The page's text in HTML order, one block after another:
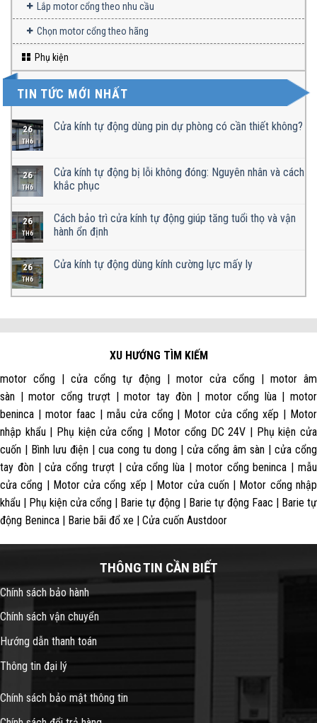
Lắp motor cổng theo nhu cầu
Chọn motor cổng theo hãng
Phụ kiện
TIN TỨC MỚI NHẤT
26
TH6
Cửa kính tự động dùng pin dự phòng có cần thiết không?
26
TH6
Cửa kính tự động bị lỗi không đóng: Nguyên nhân và cách
khắc phục
26
TH6
Cách bảo trì cửa kính tự động giúp tăng tuổi thọ và vận
hành ổn định
26
TH6
Cửa kính tự động dùng kính cường lực mấy ly
XU HƯỚNG TÌM KIẾM
motor cổng | cửa cổng tự động | motor cửa cổng | motor âm
sàn | motor cổng trượt | motor tay đòn | motor cổng lùa | motor
beninca | motor faac | mẫu cửa cổng | Motor cửa cổng xếp | Motor
nhập khẩu | Phụ kiện cửa cổng | Motor cổng DC 24V | Phụ kiện cửa
cuốn | Bình lưu điện | cua cong tu dong | cửa cổng âm sàn | cửa cổng
tay đòn | cửa cổng trượt | cửa cổng lùa | motor cổng beninca | mẫu
cửa cổng | Motor cửa cổng xếp | Motor cửa cuốn | Motor cổng nhập
khẩu | Phụ kiện cửa cổng | Barie tự động | Barie tự động Faac | Barie tự
động Beninca | Barie bãi đổ xe | Cửa cuốn Austdoor
THÔNG TIN CẦN BIẾT
Chính sách bảo hành
Chính sách vận chuyển
Hướng dẫn thanh toán
Thông tin đại lý
Chính sách bảo mật thông tin